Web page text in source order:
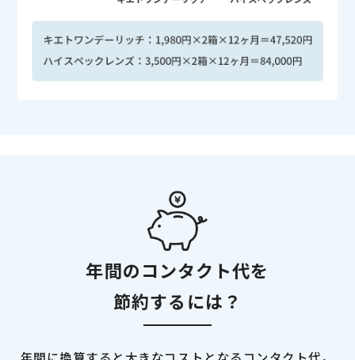
年間のコンタクト代を
節約するには？
年間に換算すると大きなコストとなるコンタクト代。